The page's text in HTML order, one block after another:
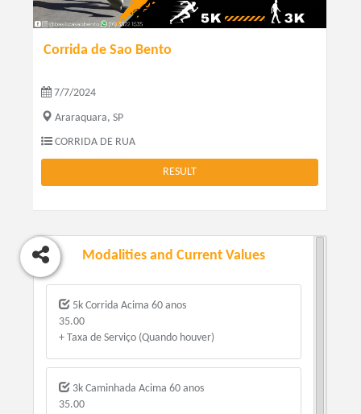
Corrida de Sao Bento
7/7/2024
Araraquara, SP
CORRIDA DE RUA
RESULT
Modalities and Current Values
5k Corrida Acima 60 anos
35.00
+ Taxa de Serviço (Quando houver)
3k Caminhada Acima 60 anos
35.00